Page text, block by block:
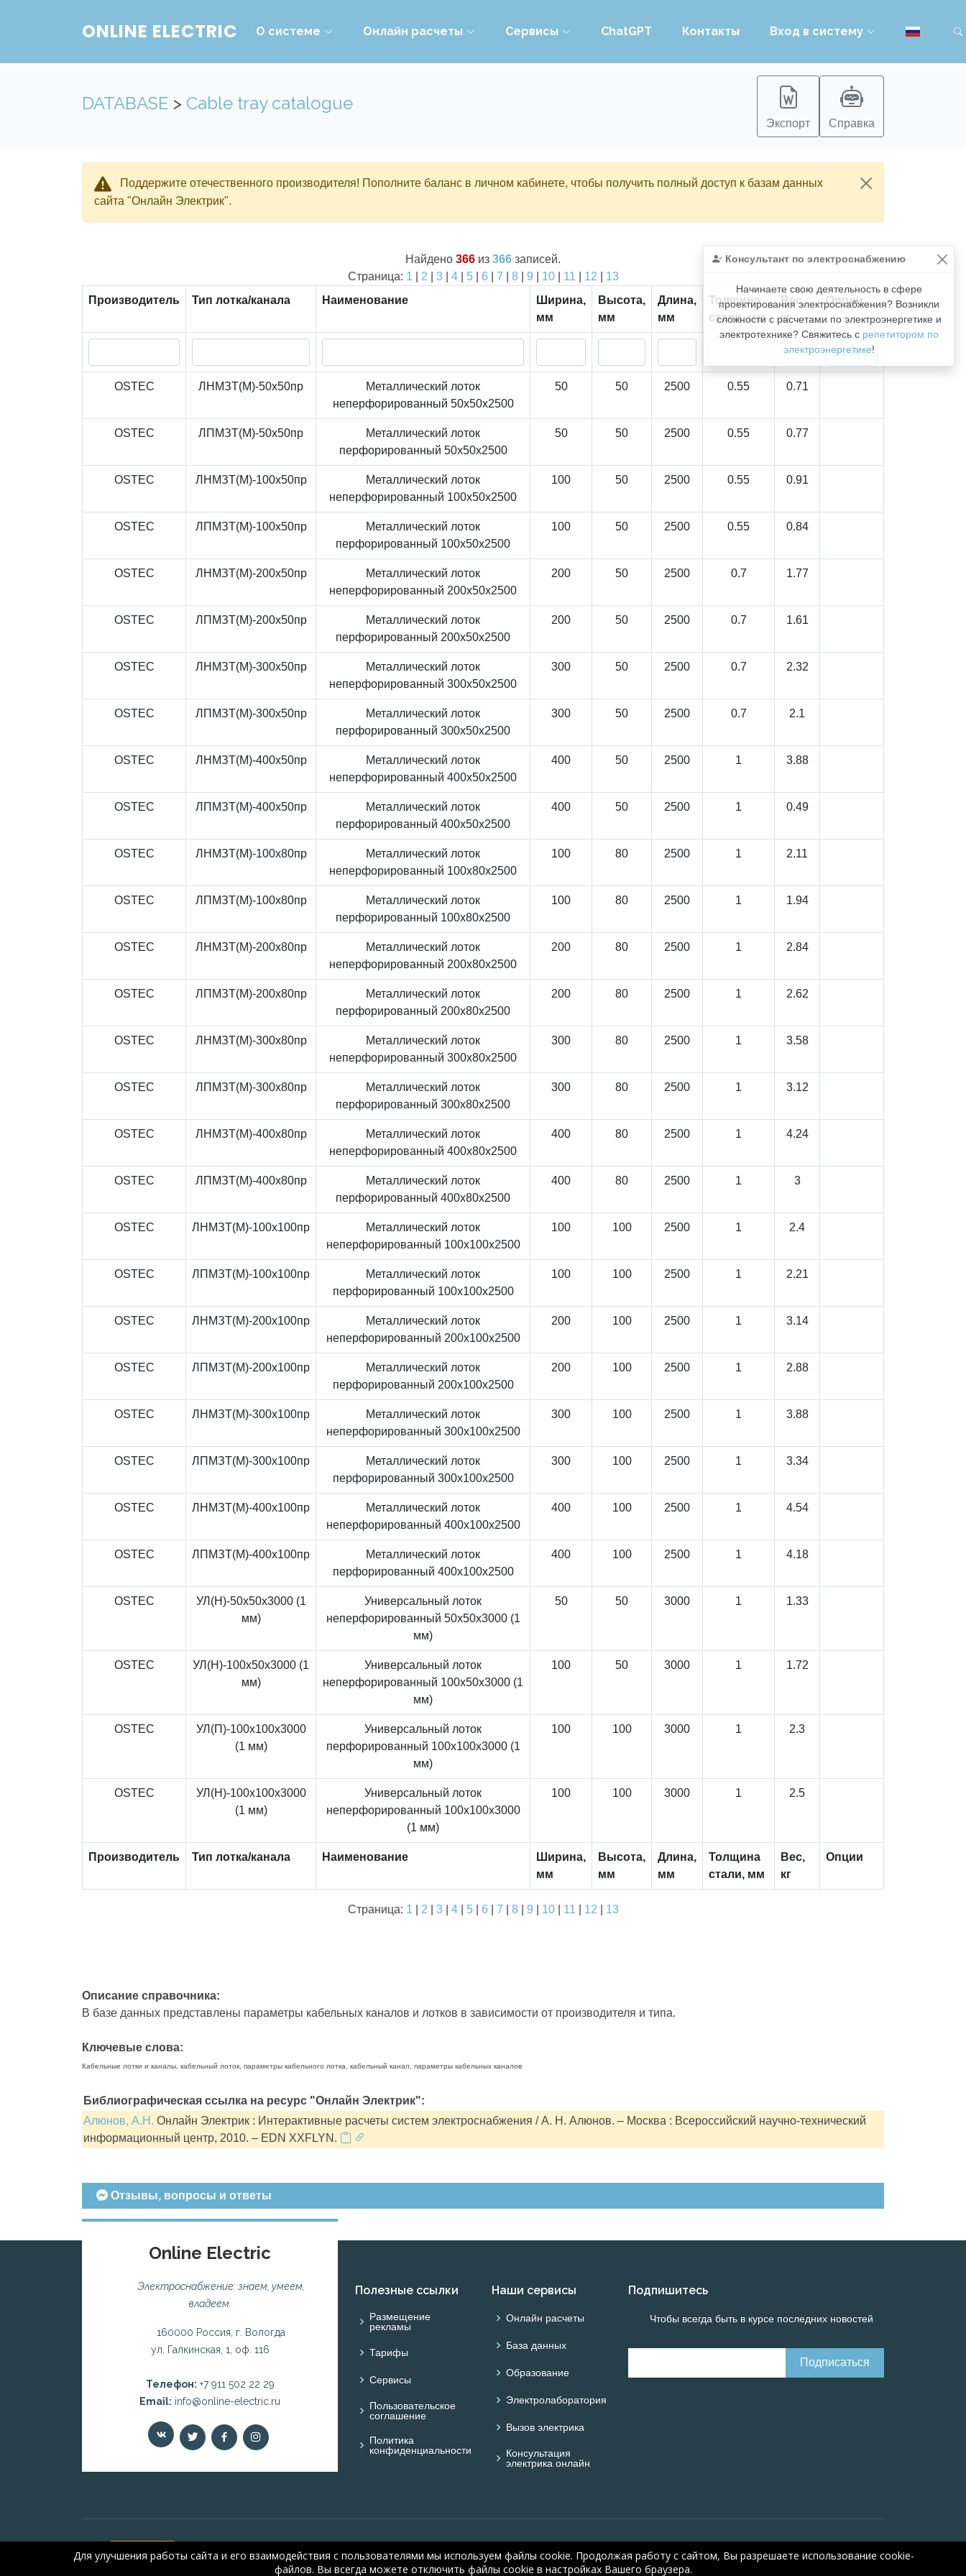
ONLINE ELECTRIC О системе Онлайн расчеты Сервисы ChatGPT Контакты Вход в систему
DATABASE > Cable tray catalogue
Экспорт Справка
Поддержите отечественного производителя! Пополните баланс в личном кабинете, чтобы получить полный доступ к базам данных
сайта "Онлайн Электрик".
Консультант по электроснабжению
Начинаете свою деятельность в сфере
проектирования электроснабжения? Возникли
сложности с расчетами по электроэнергетике и
электротехнике? Свяжитесь с репетитором по
электроэнергетике!
Найдено 366 из 366 записей.
Страница: 1 2 3| 4| 5| 6 7 8| 9 10| 11 12
13
Производитель
Тип лотка/канала Наименование
Ширина,
мм
Высота,
мм
Длина,
мм
Толщина
стали, мм
Вес,
кг
Опции
OSTEC ЛНМЗТ(М)-50x50пр
Металлический лоток
неперфорированный 50x50x2500
50 50 2500 0.55 0.71
OSTEC ЛПМЗТ(М)-50x50пр
Металлический лоток
перфорированный 50x50x2500
50 50 2500 0.55 0.77
OSTEC ЛНМЗТ(М)-100x50пр
Металлический лоток
неперфорированный 100x50x2500
100 50 2500 0.55 0.91
OSTEC ЛПМЗТ(М)-100x50пр
Металлический лоток
перфорированный 100x50x2500
100 50 2500 0.55 0.84
OSTEC ЛНМЗТ(М)-200x50пр
Металлический лоток
неперфорированный 200x50x2500
200 50 2500 0.7 1.77
OSTEC ЛПМЗТ(М)-200x50пр
Металлический лоток
перфорированный 200x50x2500
200 50 2500 0.7 1.61
OSTEC ЛНМЗТ(М)-300x50пр
Металлический лоток
неперфорированный 300x50x2500
300 50 2500 0.7 2.32
OSTEC ЛПМЗТ(М)-300x50пр
Металлический лоток
перфорированный 300x50x2500
300 50 2500 0.7 2.1
OSTEC ЛНМЗТ(М)-400x50пр
Металлический лоток
неперфорированный 400x50x2500
400 50 2500 1 3.88
OSTEC ЛПМЗТ(М)-400x50пр
Металлический лоток
перфорированный 400x50x2500
400 50 2500 1 0.49
OSTEC ЛНМЗТ(М)-100x80пр
Металлический лоток
неперфорированный 100x80x2500
100 80 2500 1 2.11
OSTEC ЛПМЗТ(М)-100x80пр
Металлический лоток
перфорированный 100x80x2500
100 80 2500 1 1.94
OSTEC ЛНМЗТ(М)-200x80пр
Металлический лоток
неперфорированный 200x80x2500
200 80 2500 1 2.84
OSTEC ЛПМЗТ(М)-200x80пр
Металлический лоток
перфорированный 200x80x2500
200 80 2500 1 2.62
OSTEC ЛНМЗТ(М)-300x80пр
Металлический лоток
неперфорированный 300x80x2500
300 80 2500 1 3.58
OSTEC ЛПМЗТ(М)-300x80пр
Металлический лоток
перфорированный 300x80x2500
300 80 2500 1 3.12
OSTEC ЛНМЗТ(М)-400x80пр
Металлический лоток
неперфорированный 400x80x2500
400 80 2500 1 4.24
OSTEC ЛПМЗТ(М)-400x80пр
Металлический лоток
перфорированный 400x80x2500
400 80 2500 1 3
OSTEC ЛНМЗТ(М)-100x100пр
Металлический лоток
неперфорированный 100x100x2500
100 100 2500 1 2.4
OSTEC ЛПМЗТ(М)-100x100пр
Металлический лоток
перфорированный 100x100x2500
100 100 2500 1 2.21
OSTEC ЛНМЗТ(М)-200x100пр
Металлический лоток
неперфорированный 200x100x2500
200 100 2500 1 3.14
OSTEC ЛПМЗТ(М)-200x100пр
Металлический лоток
перфорированный 200x100x2500
200 100 2500 1 2.88
OSTEC ЛНМЗТ(М)-300x100пр
Металлический лоток
неперфорированный 300x100x2500
300 100 2500 1 3.88
OSTEC ЛПМЗТ(М)-300x100пр
Металлический лоток
перфорированный 300x100x2500
300 100 2500 1 3.34
OSTEC ЛНМЗТ(М)-400x100пр
Металлический лоток
неперфорированный 400x100x2500
400 100 2500 1 4.54
OSTEC ЛПМЗТ(М)-400x100пр
Металлический лоток
перфорированный 400x100x2500
400 100 2500 1 4.18
OSTEC
УЛ(Н)-50x50x3000 (1
мм)
Универсальный лоток
неперфорированный 50x50x3000 (1
мм)
50 50 3000 1 1.33
OSTEC
УЛ(Н)-100x50x3000 (1
мм)
Универсальный лоток
неперфорированный 100x50x3000 (1
мм)
100 50 3000 1 1.72
OSTEC
УЛ(П)-100x100x3000
(1 мм)
Универсальный лоток
перфорированный 100x100x3000 (1
мм)
100 100 3000 1 2.3
OSTEC
УЛ(Н)-100x100x3000
(1 мм)
Универсальный лоток
неперфорированный 100x100x3000
(1 мм)
100 100 3000 1 2.5
Производитель Тип лотка/канала Наименование
Ширина,
мм
Высота,
мм
Длина,
мм
Толщина
стали, мм
Вес,
кг
Опции
Страница: 1 2 3| 4| 5| 6 7 8| 9 10| 11 12 13
Описание справочника:
В базе данных представлены параметры кабельных каналов и лотков в зависимости от производителя и типа.
Ключевые слова:
Кабельные лотки и каналы, кабельный лоток, параметры кабельного лотка, кабельный канал, параметры кабельных каналов
Библиографическая ссылка на ресурс "Онлайн Электрик":
Алюнов, А.Н. Онлайн Электрик : Интерактивные расчеты систем электроснабжения / А. Н. Алюнов. – Москва : Всероссийский научно-технический
информационный центр, 2010. – EDN XXFLYN.
Отзывы, вопросы и ответы
Online Electric
Электроснабжение: знаем, умеем,
владеем.
160000 Россия, г. Вологда
ул. Галкинская, 1, оф. 116
Телефон: +7 911 502 22 29
Email: info@online-electric.ru
Полезные ссылки
Размещение
рекламы
Тарифы
Сервисы
Пользовательское
соглашение
Политика
конфиденциальности
Наши сервисы
Онлайн расчеты
База данных
Образование
Электролаборатория
Вызов электрика
Консультация
электрика онлайн
Подпишитесь
Чтобы всегда быть в курсе последних новостей
electric.ru, 2008-2026
Для улучшения работы сайта и его взаимодействия с пользователями мы используем файлы cookie. Продолжая работу с сайтом, Вы разрешаете использование cookie-
файлов. Вы всегда можете отключить файлы cookie в настройках Вашего браузера.